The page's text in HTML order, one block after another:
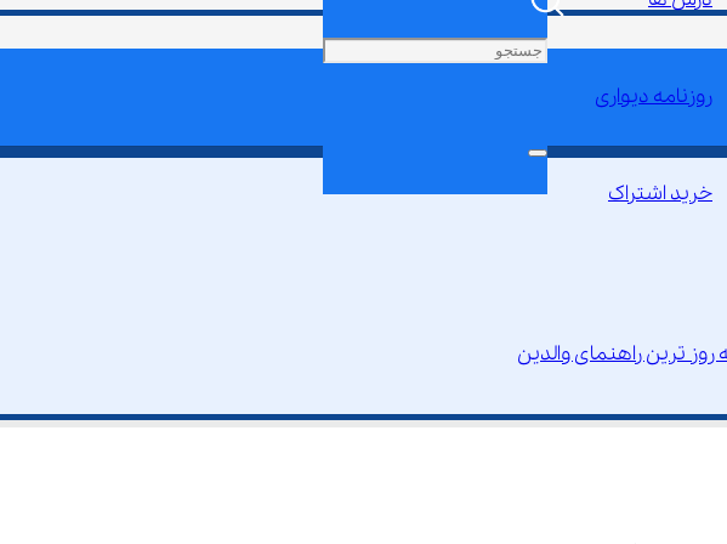
روزنامه دیواری
خرید اشتراک